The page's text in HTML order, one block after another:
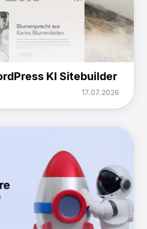
KI Sitebuilder
17.07.2026